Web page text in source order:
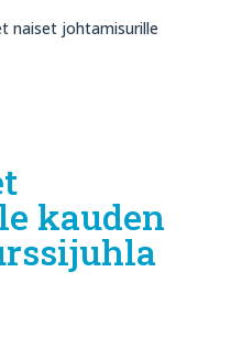
naiset johtamisurille
kauden